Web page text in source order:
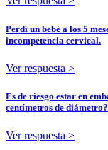
Perdí un bebé a los 5
incompetencia cervical.
Ver respuesta >
Es de riesgo estar en
centímetros de diámetro?
Ver respuesta >